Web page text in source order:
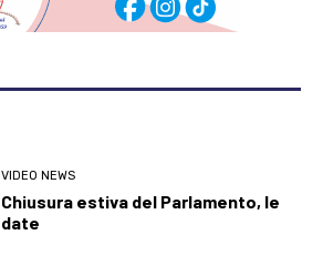
VIDEO NEWS
Chiusura estiva del Parlamento, le
date